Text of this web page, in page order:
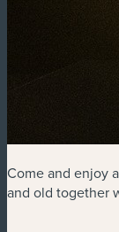
Come and enjoy
and old together